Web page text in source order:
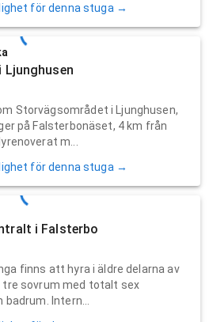
för denna stuga →
Ljunghusen
Storvägsområdet i Ljunghusen,
på Falsterbonäset, 4 km från
m...
för denna stuga →
i Falsterbo
finns att hyra i äldre delarna av
tre sovrum med totalt sex
Intern...